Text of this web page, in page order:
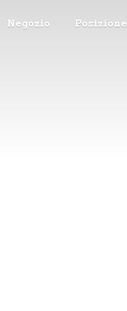
Negozio Posizione